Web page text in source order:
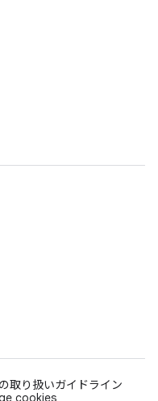
取り扱いガイドライン
cookies